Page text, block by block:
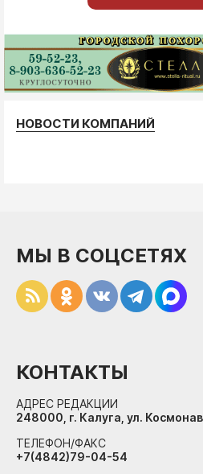
НОВОСТИ КОМПАНИЙ
МЫ В СОЦСЕТЯХ
КОНТАКТЫ
АДРЕС РЕДАКЦИИ
248000, г. Калуга, ул.
ТЕЛЕФОН/ФАКС
+7(4842)79-04-54